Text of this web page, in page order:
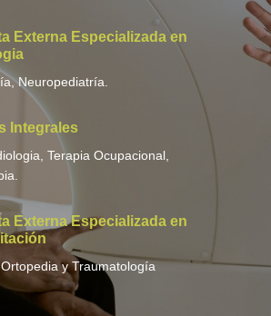
Externa Especializada en
Neuropediatría.
Integrales
Terapia Ocupacional,
Externa Especializada en
y Traumatología